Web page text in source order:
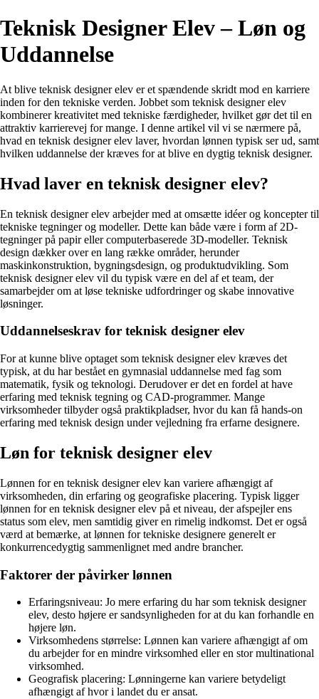
Teknisk Designer Elev – Løn og
Uddannelse
At blive teknisk designer elev er et spændende skridt mod en karriere
inden for den tekniske verden. Jobbet som teknisk designer elev
kombinerer kreativitet med tekniske færdigheder, hvilket gør det til en
attraktiv karrierevej for mange. I denne artikel vil vi se nærmere på,
hvad en teknisk designer elev laver, hvordan lønnen typisk ser ud, samt
hvilken uddannelse der kræves for at blive en dygtig teknisk designer.
Hvad laver en teknisk designer elev?
En teknisk designer elev arbejder med at omsætte idéer og koncepter til
tekniske tegninger og modeller. Dette kan både være i form af 2D-
tegninger på papir eller computerbaserede 3D-modeller. Teknisk
design dækker over en lang række områder, herunder
maskinkonstruktion, bygningsdesign, og produktudvikling. Som
teknisk designer elev vil du typisk være en del af et team, der
samarbejder om at løse tekniske udfordringer og skabe innovative
løsninger.
Uddannelseskrav for teknisk designer elev
For at kunne blive optaget som teknisk designer elev kræves det
typisk, at du har bestået en gymnasial uddannelse med fag som
matematik, fysik og teknologi. Derudover er det en fordel at have
erfaring med teknisk tegning og CAD-programmer. Mange
virksomheder tilbyder også praktikpladser, hvor du kan få hands-on
erfaring med teknisk design under vejledning fra erfarne designere.
Løn for teknisk designer elev
Lønnen for en teknisk designer elev kan variere afhængigt af
virksomheden, din erfaring og geografiske placering. Typisk ligger
lønnen for en teknisk designer elev på et niveau, der afspejler ens
status som elev, men samtidig giver en rimelig indkomst. Det er også
værd at bemærke, at lønnen for tekniske designere generelt er
konkurrencedygtig sammenlignet med andre brancher.
Faktorer der påvirker lønnen
Erfaringsniveau: Jo mere erfaring du har som teknisk designer
elev, desto højere er sandsynligheden for at du kan forhandle en
højere løn.
Virksomhedens størrelse: Lønnen kan variere afhængigt af om
du arbejder for en mindre virksomhed eller en stor multinational
virksomhed.
Geografisk placering: Lønningerne kan variere betydeligt
afhængigt af hvor i landet du er ansat.